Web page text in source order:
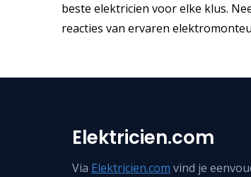
beste elektricien voor elke klus.
reacties van ervaren
Elektricien.com
Via Elektricien.com vind je